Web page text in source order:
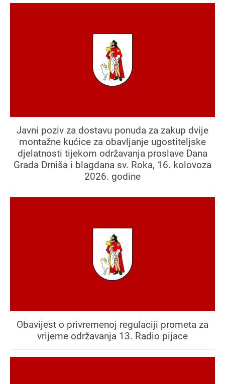
Javni poziv za dostavu ponuda za zakup dvije
montažne kućice za obavljanje ugostiteljske
djelatnosti tijekom održavanja proslave Dana
Grada Drniša i blagdana sv. Roka, 16. kolovoza
2026. godine
Obavijest o privremenoj regulaciji prometa za
vrijeme održavanja 13. Radio pijace